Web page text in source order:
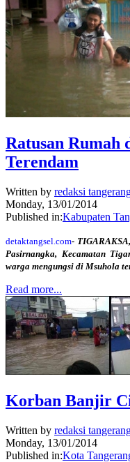
Ratusan Rumah
Terendam
Written by redaksi
Monday, 13/01/2014
Published in:Kabupaten
detaktangsel.com-
Pasirnangka, Kecamatan
warga mengungsi di Msuhola
Read more...
Korban Banjir
Written by redaksi
Monday, 13/01/2014
Published in:Kota